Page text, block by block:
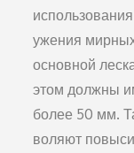
ужения
основной
этом должны
более 50 мм.
воляют